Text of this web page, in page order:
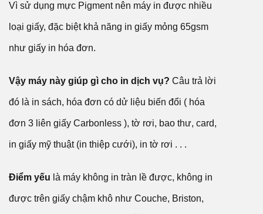
Vì sử dụng mực Pigment nên máy in được nhiều
loại giấy, đặc biệt khả năng in giấy mỏng 65gsm
như giấy in hóa đơn.
Vậy máy này giúp gì cho in dịch vụ? Câu trả lời
đó là in sách, hóa đơn có dử liệu biến đổi ( hóa
đơn 3 liên giấy Carbonless ), tờ rơi, bao thư, card,
in giấy mỹ thuật (in thiệp cưới), in tờ rơi . . .
Điểm yếu là máy không in tràn lề được, không in
được trên giấy chậm khô như Couche, Briston,